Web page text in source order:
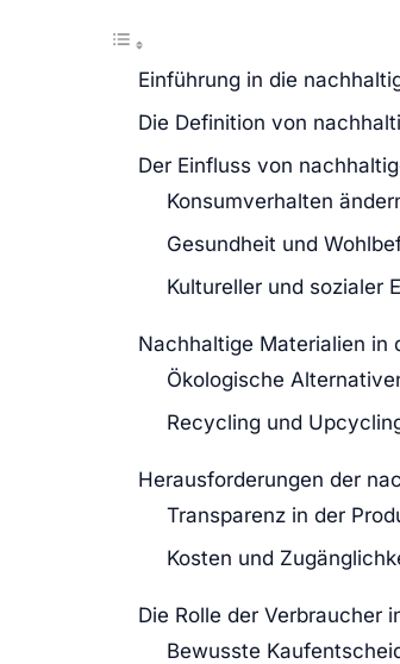
Einführung in die
Die Definition von
Der Einfluss von
Konsumverhalten
Gesundheit und
Kultureller und sozialer
Nachhaltige Materialien in
Ökologische
Recycling und
Herausforderungen der
Transparenz in der
Kosten und
Die Rolle der Verbraucher
Bewusste